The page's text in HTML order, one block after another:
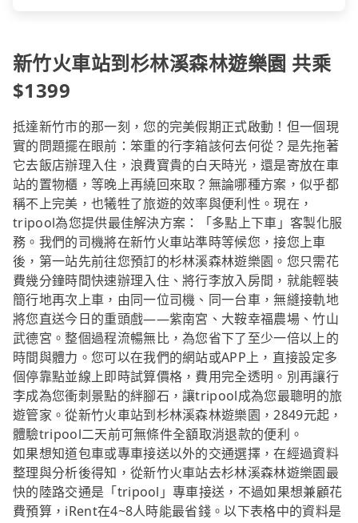
新竹火車站到杉林溪森林遊樂園 共乘
$1399
抵達新竹市的那一刻，您的完美假期正式啟動！但一個現
實的問題擺在眼前：笨重的行李箱該何去何從？是先拖著
它去飯店辦理入住，浪費寶貴的白天時光，還是寄放在車
站的置物櫃，等晚上再繞回來取？無論哪種方案，似乎都
稱不上完美，也犧牲了旅遊的效率與便利性。現在，
tripool為您提供最佳解決方案：「多點上下車」客製化服
務。我們的司機將在新竹火車站準時等候您，接您上車
後，第一站先前往您預訂的杉林溪森林遊樂園。您只需花
費幾分鐘時間快速辦理入住、將行李放入房間，就能輕裝
簡行地再次上車，由同一位司機、同一台車，無縫接軌地
將您直送今日的重頭戲——紫南宮、大鞍幸福農場、竹山
武德宮。整個過程流暢無比，為您省下了至少一倍以上的
時間與體力。您可以在我們的網站或APP上，直接設定多
個停靠點並線上即時試算價格，費用完全透明。別再讓行
李成為您衝刺景點的絆腳石，讓tripool成為您最聰明的旅
遊管家。從新竹火車站到杉林溪森林遊樂園，2849元起，
體驗tripool二天前可無條件全額取消退款的便利。
如果想知道包車或專車接送以外的交通選擇，在經過資料
整理與分析後得知，從新竹火車站去杉林溪森林遊樂園最
快的陸路交通是「tripool」專車接送，不過如果想兼顧花
費預算，iRent在4~8人時能最省錢。以下表格中的資料是